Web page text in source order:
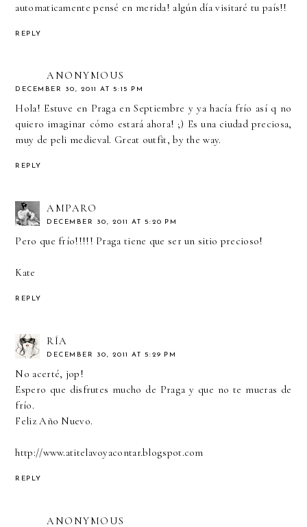
automaticamente pensé en merida! algún día visitaré tu país!!
REPLY
ANONYMOUS
DECEMBER 30, 2011 AT 5:15 PM
Hola! Estuve en Praga en Septiembre y ya hacía frío así q no
quiero imaginar cómo estará ahora! ;) Es una ciudad preciosa,
muy de peli medieval. Great outfit, by the way.
REPLY
AMPARO
DECEMBER 30, 2011 AT 5:20 PM
Pero que frío!!!!! Praga tiene que ser un sitio precioso!
Kate
REPLY
RÍA
DECEMBER 30, 2011 AT 5:29 PM
No acerté, jop!
Espero que disfrutes mucho de Praga y que no te mueras de
frío.
Feliz Año Nuevo.
http://www.atitelavoyacontar.blogspot.com
REPLY
ANONYMOUS